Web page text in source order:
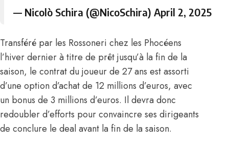
— Nicolò Schira (@NicoSchira)April 2, 2025
Transféré par les Rossoneri chez les Phocéens
l’hiver dernierà titre de prêt jusqu’à la fin de la
saison, le contrat du joueur de 27 ans est assorti
d’une option d’achat de 12 millions d’euros, avec
un bonus de 3 millions d’euros. Il devra donc
redoubler d’efforts pour convaincre ses dirigeants
de conclure le deal avant la fin de la saison.